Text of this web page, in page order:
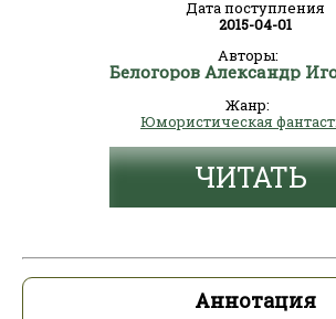
Дата поступления
2015-04-01
Авторы:
Белогоров Александр
Жанр:
Юмористическая
ЧИТАТЬ
Аннотация